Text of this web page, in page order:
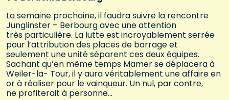
La semaine prochaine, il faudra suivre la rencontre
Junglinster – Berbourg avec une attention
très particulière. La lutte est incroyablement serrée
pour l’attribution des places de barrage et
seulement une unité séparent ces deux équipes.
Sachant qu’en même temps Mamer se déplacera à
Weiler-la- Tour, il y aura véritablement une affaire en
or à réaliser pour le vainqueur. Un nul, par contre,
ne profiterait à personne…